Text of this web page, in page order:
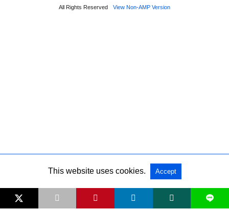
All Rights Reserved View Non-AMP Version
L
This website uses cookies. Accept